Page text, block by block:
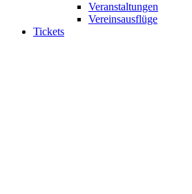
Veranstaltungen
Vereinsausflüge
Tickets